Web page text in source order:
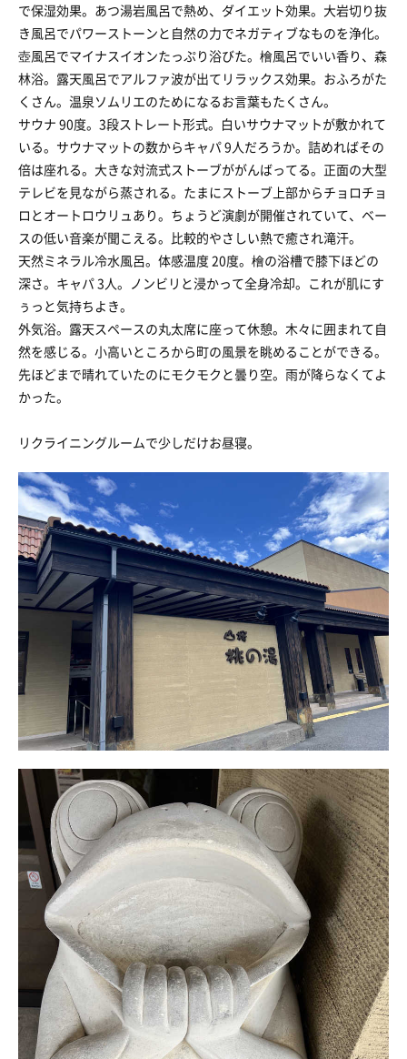
で保湿効果。あつ湯岩風呂で熱め、ダイエット効果。大岩切り抜
き風呂でパワーストーンと自然の力でネガティブなものを浄化。
壺風呂でマイナスイオンたっぷり浴びた。檜風呂でいい香り、森
林浴。露天風呂でアルファ波が出てリラックス効果。おふろがた
くさん。温泉ソムリエのためになるお言葉もたくさん。
サウナ 90度。3段ストレート形式。白いサウナマットが敷かれて
いる。サウナマットの数からキャパ 9人だろうか。詰めればその
倍は座れる。大きな対流式ストーブががんばってる。正面の大型
テレビを見ながら蒸される。たまにストーブ上部からチョロチョ
ロとオートロウリュあり。ちょうど演劇が開催されていて、ベー
スの低い音楽が聞こえる。比較的やさしい熱で癒され滝汗。
天然ミネラル冷水風呂。体感温度 20度。檜の浴槽で膝下ほどの
深さ。キャパ 3人。ノンビリと浸かって全身冷却。これが肌にす
ぅっと気持ちよき。
外気浴。露天スペースの丸太席に座って休憩。木々に囲まれて自
然を感じる。小高いところから町の風景を眺めることができる。
先ほどまで晴れていたのにモクモクと曇り空。雨が降らなくてよ
かった。
リクライニングルームで少しだけお昼寝。